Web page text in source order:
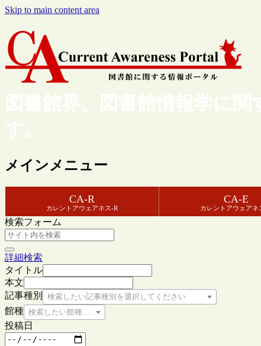
Skip to main content area
図書館界、図書館情報学に
す。
メインメニュー
CA-R
カレントアウェアネス-R
CA-E
カレントアウェアネ
検索フォーム
詳細検索
タイトル
本文
記事種別
検索したい記事種別を選択してください
館種 検索したい館種を選択してください
投稿日